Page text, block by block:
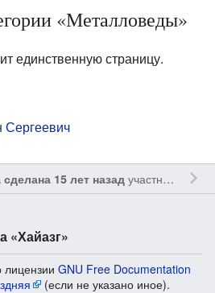
«Металловеды»
единственную страницу.
15 лет назадучастником
«Хайазг»
GNU Free Documentation
(если не указано иное).